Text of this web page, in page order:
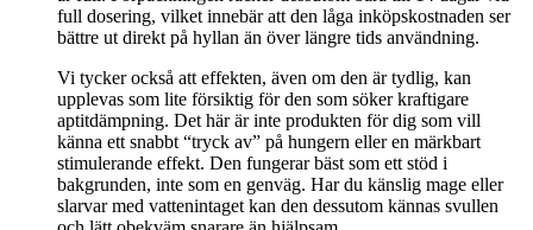
full dosering, vilket innebär att den låga inköpskostnaden ser
bättre ut direkt på hyllan än över längre tids användning.
Vi tycker också att effekten, även om den är tydlig, kan
upplevas som lite försiktig för den som söker kraftigare
aptitdämpning. Det här är inte produkten för dig som vill
känna ett snabbt “tryck av” på hungern eller en märkbart
stimulerande effekt. Den fungerar bäst som ett stöd i
bakgrunden, inte som en genväg. Har du känslig mage eller
slarvar med vattenintaget kan den dessutom kännas svullen